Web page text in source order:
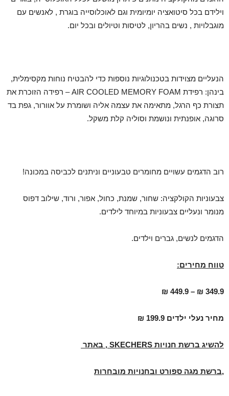
וילידם בכל סיטואציה יומיומית וגם לאוכלוסייה בוגרת , לאנשים עם
מוגבלויות , נשים בהריון, לטיסות וטיולים ובכל יום.
הנעליים מצוידות בטכנולוגיות נוספות כדי להבטיח נוחות מקסימלית,
בינהן: רפידת AIR COOLED MEMORY FOAM – רפידה הזוכרת את
תצורת כף הרגל, מתאימה את עצמה אליה ושומרת על אוורור, גפת בד
סרוגה, אופנתית ונושמת וסוליה קלת משקל.
רוב הדגמים עשויים מחומרים טבעוניים וניתנים לכביסה במכונה!
צבעוניות הקולקציה: שחור, שמנת, כחול, אפור, ורוד, שילוב דפוס
מנומר ונעליים צבעוניות במיוחד לילדים.
הדגמים לנשים, גברים וילדים.
טווח מחירים:
349.9 ₪ –
449.9
₪
מחיר נעלי ילדים 199.9 ₪
להשיג ברשת חנויות SKECHERS , באתר
,ברשת מגה ספורט ובחנויות מובחרות